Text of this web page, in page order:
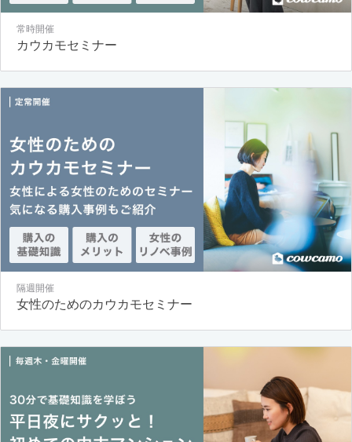
常時開催
カウカモセミナー
隔週開催
女性のためのカウカモセミナー